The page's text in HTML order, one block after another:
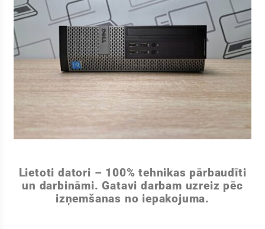
Lietoti datori – 100% tehnikas pārbaudīti
un darbināmi. Gatavi darbam uzreiz pēc
izņemšanas no iepakojuma.